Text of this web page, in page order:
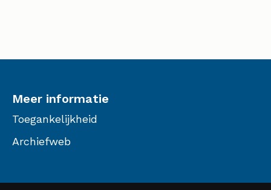
Meer informatie
Toegankelijkheid
Archiefweb